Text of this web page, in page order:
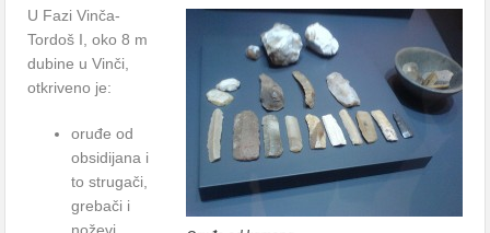
U Fazi Vinča-
Tordoš I, oko 8 m
dubine u Vinči,
otkriveno je:
oruđe od
obsidijana i
to strugači,
grebači i